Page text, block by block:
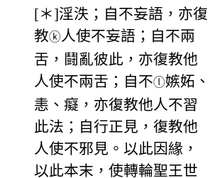
[＊]淫泆；自不妄語，亦復
教ⓚ人使不妄語；自不兩
舌，鬪亂彼此，亦復教他
人使不兩舌；自不ⓛ嫉妬、
恚、癡，亦復教他人不習
此法；自行正見，復教他
人使不邪見。以此因緣，
以此本末，使轉輪聖王世